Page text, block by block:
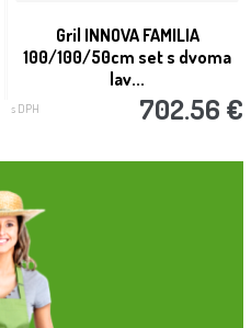
Gril INNOVA FAMILIA
100/100/50cm set s dvoma
lav...
s DPH 702.56 €